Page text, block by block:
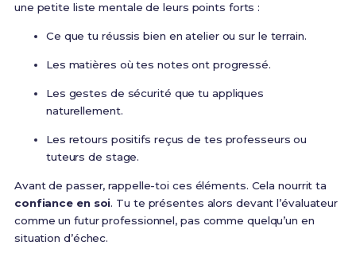
une petite liste mentale de leurs points forts :
Ce que tu réussis bien en atelier ou sur le terrain.
Les matières où tes notes ont progressé.
Les gestes de sécurité que tu appliques
naturellement.
Les retours positifs reçus de tes professeurs ou
tuteurs de stage.
Avant de passer, rappelle-toi ces éléments. Cela nourrit ta
confiance en soi. Tu te présentes alors devant l’évaluateur
comme un futur professionnel, pas comme quelqu’un en
situation d’échec.